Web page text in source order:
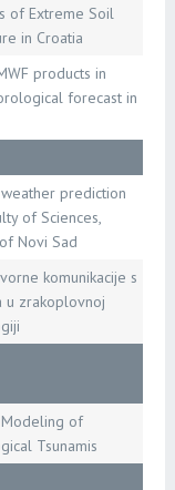
of Extreme Soil
in Croatia
products in
forecast in
prediction
of Sciences,
Novi Sad
komunikacije s
u zrakoplovnoj
of
Tsunamis